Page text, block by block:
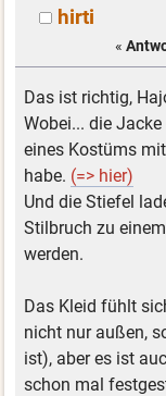
hirti
«
Das ist richtig,
Wobei... die
eines Kostüms
habe. (=> hier)
Und die Stiefel
Stilbruch zu
werden.
Das Kleid fühlt
nicht nur außen,
ist), aber es ist
schon mal